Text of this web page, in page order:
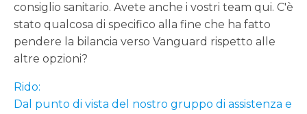
consiglio sanitario. Avete anche i vostri team qui. C'è
stato qualcosa di specifico alla fine che ha fatto
pendere la bilancia verso Vanguard rispetto alle
altre opzioni?
Rido:
Dal punto di vista del nostro gruppo di assistenza e